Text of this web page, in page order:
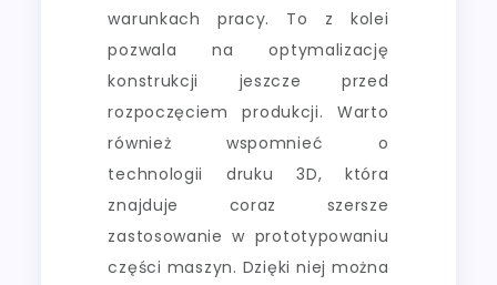
warunkach pracy. To z kolei
pozwala na optymalizację
konstrukcji jeszcze przed
rozpoczęciem produkcji. Warto
również wspomnieć o
technologii druku 3D, która
znajduje coraz szersze
zastosowanie w prototypowaniu
części maszyn. Dzięki niej można